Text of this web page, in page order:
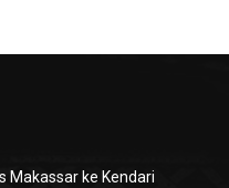
Makassar ke Kendari